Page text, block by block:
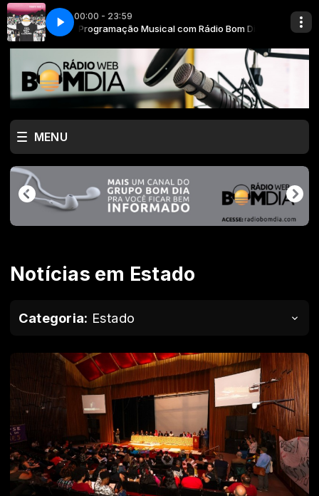
00:00 - 23:59
Bom Dia Programação Musical com Rádio Bom Dia
Tones and I - Dance Monkey
MENU
Notícias em Estado
Categoria: Estado